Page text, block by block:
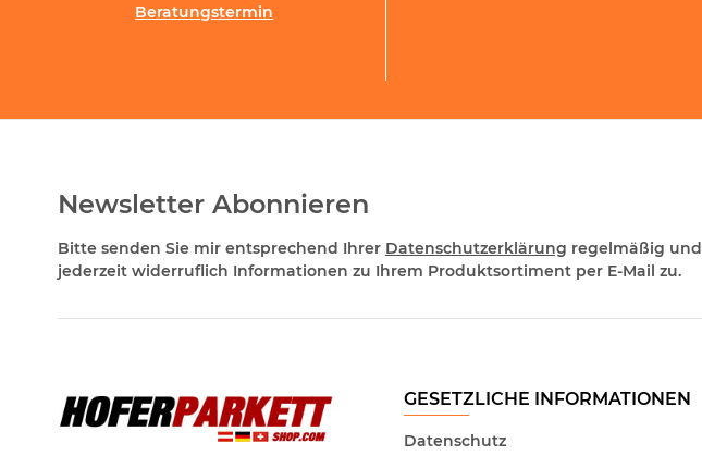
Beratungstermin
Newsletter Abonnieren
Bitte senden Sie mir entsprechend Ihrer Datenschutzerklärung regelmäßig und
jederzeit widerruflich Informationen zu Ihrem Produktsortiment per E-Mail zu.
GESETZLICHE INFORMATIONEN
Datenschutz